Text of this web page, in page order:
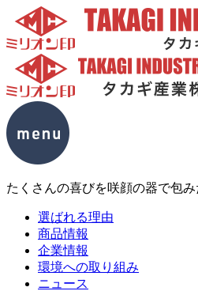
たくさんの喜びを咲顔の器で包み
選ばれる理由
商品情報
企業情報
環境への取り組み
ニュース